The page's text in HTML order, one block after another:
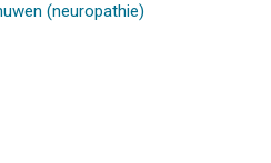
(neuropathie)